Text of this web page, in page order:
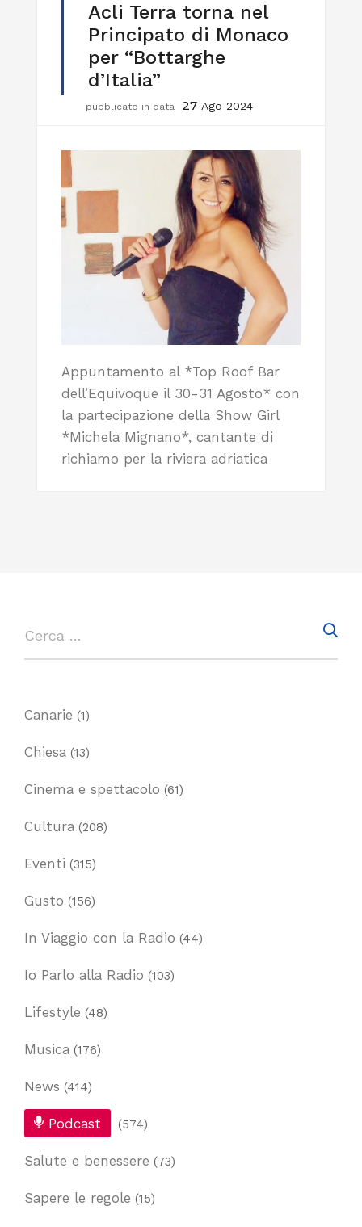
Acli Terra torna nel
Principato di Monaco
per “Bottarghe
d’Italia”
pubblicato in data 27 Ago 2024
Appuntamento al *Top Roof Bar
dell’Equivoque il 30-31 Agosto* con
la partecipazione della Show Girl
*Michela Mignano*, cantante di
richiamo per la riviera adriatica
Canarie (1)
Chiesa (13)
Cinema e spettacolo (61)
Cultura (208)
Eventi (315)
Gusto (156)
In Viaggio con la Radio (44)
Io Parlo alla Radio (103)
Lifestyle (48)
Musica (176)
News (414)
Podcast (574)
Salute e benessere (73)
Sapere le regole (15)